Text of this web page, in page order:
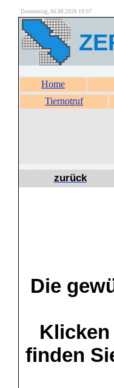
Donnerstag, 06.08.2026 19:07
Home
Tiernotruf
zurück
Die
finden